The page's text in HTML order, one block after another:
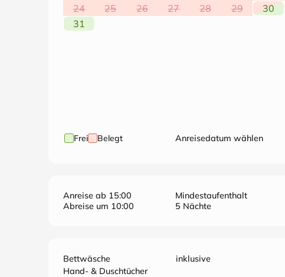
24
25 26 27 28 29
30
31
Frei Belegt Anreisedatum wählen
Anreise ab 15:00
Abreise um 10:00
Mindestaufenthalt
5 Nächte
Bettwäsche
Hand- & Duschtücher
inklusive